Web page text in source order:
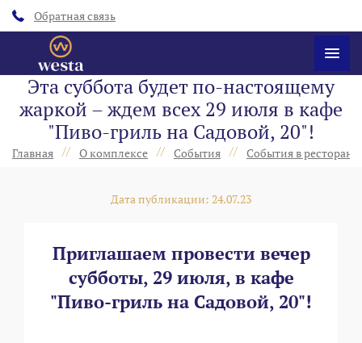
Обратная связь
Эта суббота будет по-настоящему
жаркой – ждем всех 29 июля в кафе
"Пиво-гриль на Садовой, 20"!
Главная // О комплексе // События // События в
Дата публикации: 24.07.23
Приглашаем провести вечер
субботы, 29 июля, в кафе
"Пиво-гриль на Садовой, 20"!